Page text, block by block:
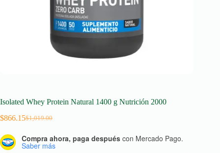
Isolated Whey Protein Natural 1400 g Nutrición 2000
$1,019.00
Original
was:
$1,019.00.
$866.15Current
is:
$866.15.
Compra ahora, paga después con Mercado Pago.
Saber más